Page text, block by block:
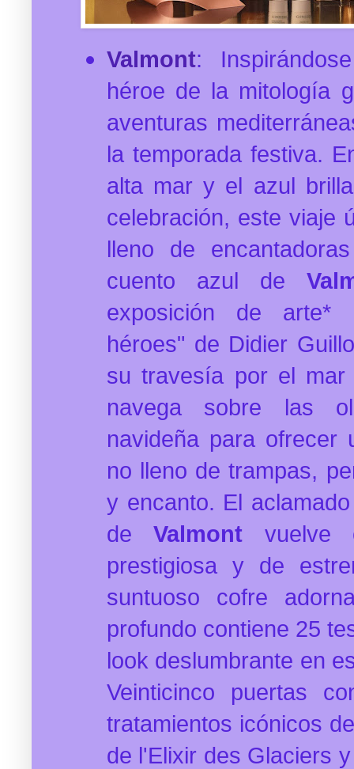
Valmont:
héroe de la mitología
aventuras
la temporada festiva.
alta mar y el azul
celebración, este viaje
lleno de
cuento azul de
exposición de arte*
héroes" de Didier
su travesía por el
navega sobre las
navideña para ofrecer
no lleno de trampas,
y encanto. El
deValmont vuelve
prestigiosa y de
suntuoso cofre
profundo contiene 25
look deslumbrante en
Veinticinco puertas
tratamientos icónicos
de l'Elixir des Glaciers